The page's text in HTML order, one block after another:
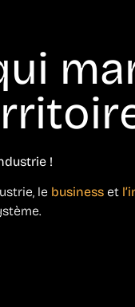
!
le businesset